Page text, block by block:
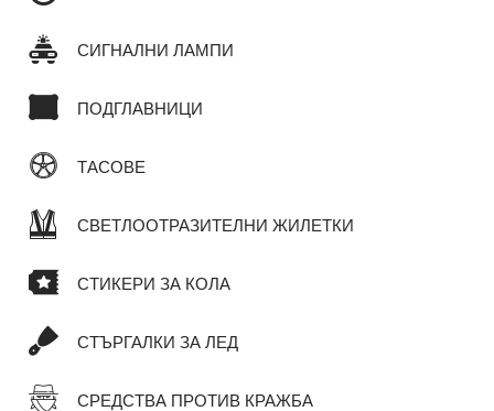
СИГНАЛНИ ЛАМПИ
ПОДГЛАВНИЦИ
ТАСОВЕ
СВЕТЛООТРАЗИТЕЛНИ ЖИЛЕТКИ
СТИКЕРИ ЗА КОЛА
СТЪРГАЛКИ ЗА ЛЕД
СРЕДСТВА ПРОТИВ КРАЖБА